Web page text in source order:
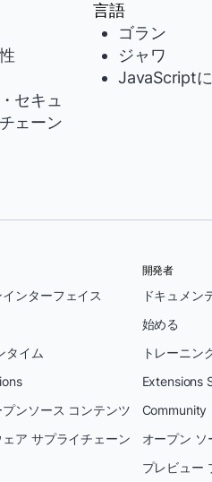
セキュ
ェーン
言語
ゴラン
ジャワ
JavaScript
ンターフェイス
タイム
ンソース コンテンツ
ア サプライチェーン
開発者
ドキュメン
始める
トレーニン
Extensions
Community
オープン ソ
プレビュー